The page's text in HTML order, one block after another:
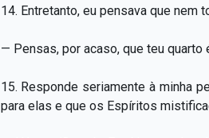
14. Entretanto, eu pensava que
— Pensas, por acaso, que teu quarto
15. Responde seriamente à minha
para elas e que os Espíritos